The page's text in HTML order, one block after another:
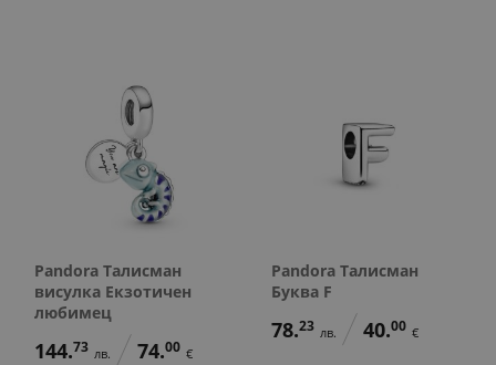
Pandora Талисман
висулка Екзотичен
любимец
144.73 лв. 74.00 €
Pandora Талисман
Буква F
78.23 лв. 40.00 €